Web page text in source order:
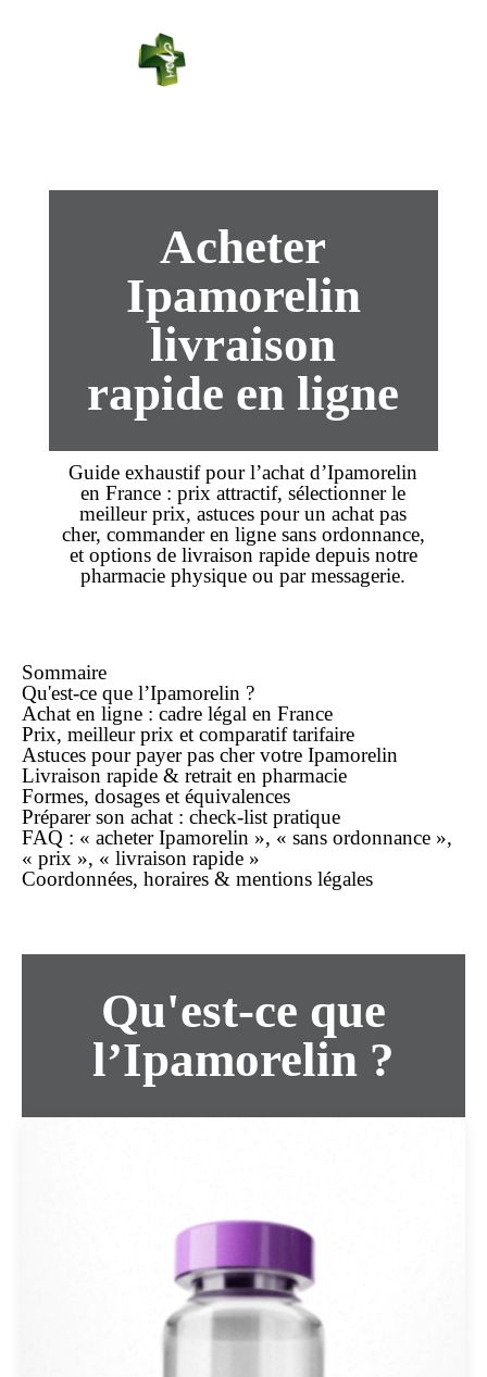
Acheter
Ipamorelin
livraison
rapide en ligne
Guide exhaustif pour l’achat d’Ipamorelin
enFrance :prix attractif, sélectionner le
meilleur prix, astuces pour un achatpas
cher, commanderen ligne sans ordonnance,
et options de livraison rapidedepuis notre
pharmacie physique ou par messagerie.
Sommaire
Qu'est-ce que l’Ipamorelin ?
Achat en ligne : cadre légal en France
Prix, meilleur prix et comparatif tarifaire
Astuces pour payerpas chervotre Ipamorelin
Livraison rapide & retrait en pharmacie
Formes, dosages et équivalences
Préparer son achat : check-list pratique
FAQ : « acheter Ipamorelin », « sans ordonnance »,
« prix », « livraison rapide »
Coordonnées, horaires & mentions légales
Qu'est-ce que
l’Ipamorelin ?